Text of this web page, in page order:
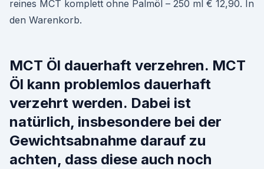
reines MCT komplett ohne Palmöl – 250 ml € 12,90. In
den Warenkorb.
MCT Öl dauerhaft verzehren. MCT
Öl kann problemlos dauerhaft
verzehrt werden. Dabei ist
natürlich, insbesondere bei der
Gewichtsabnahme darauf zu
achten, dass diese auch noch